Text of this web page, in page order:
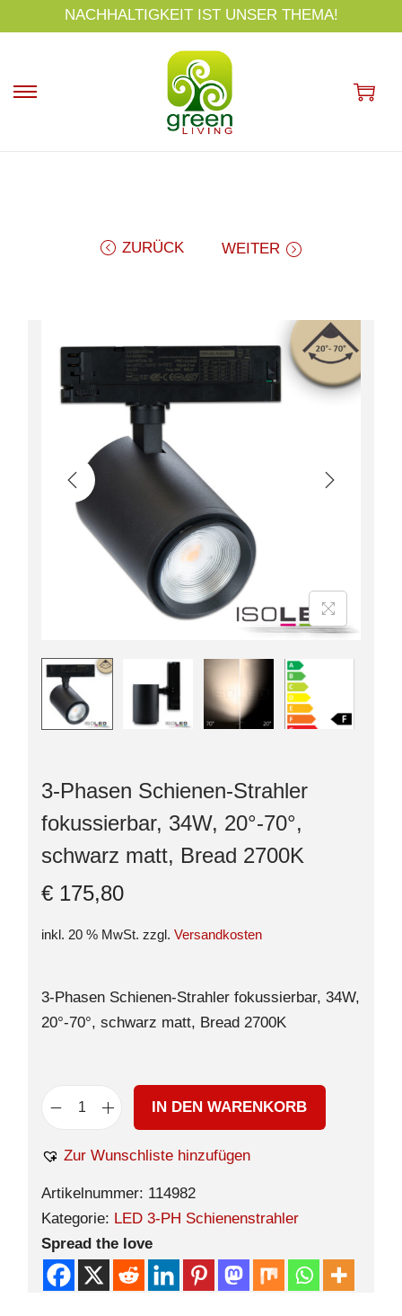
p
NACHHALTIGKEIT IST UNSER THEMA!
ZURÜCK WEITER
3-Phasen Schienen-Strahler
fokussierbar, 34W, 20°-70°,
schwarz matt, Bread 2700K
€ 175,80
inkl. 20 % MwSt. zzgl. Versandkosten
3-Phasen Schienen-Strahler fokussierbar, 34W,
20°-70°, schwarz matt, Bread 2700K
IN DEN WARENKORB
Zur Wunschliste hinzufügen
Artikelnummer: 114982
Kategorie: LED 3-PH Schienenstrahler
Spread the love